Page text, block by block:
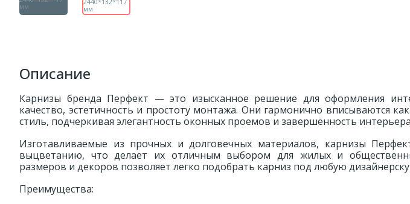
Описание
Карнизы бренда Перфект — это изысканное решение для оформления
качество, эстетичность и простоту монтажа. Они гармонично вписываются
стиль, подчеркивая элегантность оконных проемов и завершённость
Изготавливаемые из прочных и долговечных материалов, карнизы
выцветанию, что делает их отличным выбором для жилых и
размеров и декоров позволяет легко подобрать карниз под любую
Преимущества: